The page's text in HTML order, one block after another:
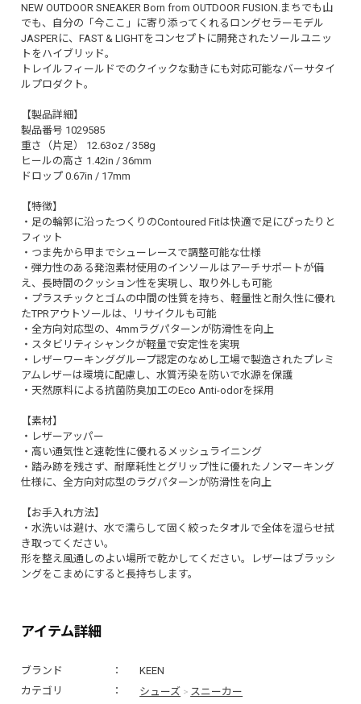
アイテム詳細
ブランド
KEEN
カテゴリ
シューズ > スニーカー
NEW OUTDOOR SNEAKER Born from OUTDOOR FUSION.まちでも山
でも、自分の「今ここ」に寄り添ってくれるロングセラーモデル
JASPERに、FAST & LIGHTをコンセプトに開発されたソールユニッ
トをハイブリッド。
トレイルフィールドでのクイックな動きにも対応可能なバーサタイ
ルプロダクト。
【製品詳細】
製品番号 1029585
重さ（片足） 12.63oz / 358g
ヒールの高さ 1.42in / 36mm
ドロップ 0.67in / 17mm
【特徴】
・足の輪郭に沿ったつくりのContoured Fitは快適で足にぴったりと
フィット
・つま先から甲までシューレースで調整可能な仕様
・弾力性のある発泡素材使用のインソールはアーチサポートが備
え、長時間のクッション性を実現し、取り外しも可能
・プラスチックとゴムの中間の性質を持ち、軽量性と耐久性に優れ
たTPRアウトソールは、リサイクルも可能
・全方向対応型の、4mmラグパターンが防滑性を向上
・スタビリティシャンクが軽量で安定性を実現
・レザーワーキンググループ認定のなめし工場で製造されたプレミ
アムレザーは環境に配慮し、水質汚染を防いで水源を保護
・天然原料による抗菌防臭加工のEco Anti-odorを採用
【素材】
・レザーアッパー
・高い通気性と速乾性に優れるメッシュライニング
・踏み跡を残さず、耐摩耗性とグリップ性に優れたノンマーキング
仕様に、全方向対応型のラグパターンが防滑性を向上
【お手入れ方法】
・水洗いは避け、水で濡らして固く絞ったタオルで全体を湿らせ拭
き取ってください。
形を整え風通しのよい場所で乾かしてください。レザーはブラッシ
ングをこまめにすると長持ちします。